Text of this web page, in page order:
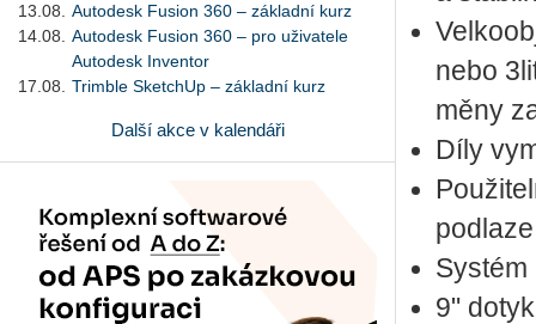
13.08.
Autodesk Fusion 360 – základní kurz
14.08.
Autodesk Fusion 360 – pro uživatele
Autodesk Inventor
17.08.
Trimble SketchUp – základní kurz
Další akce v kalendáři
nebo
mě­ny
Díly
9"